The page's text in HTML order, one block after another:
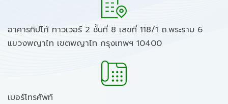
อาคารทิปโก้ ทาวเวอร์ 2 ชั้นที่ 8 เลขที่ 118/1 ถ.พระราม 6
แขวงพญาไท เขตพญาไท กรุงเทพฯ 10400
เบอร์โทรศัพท์